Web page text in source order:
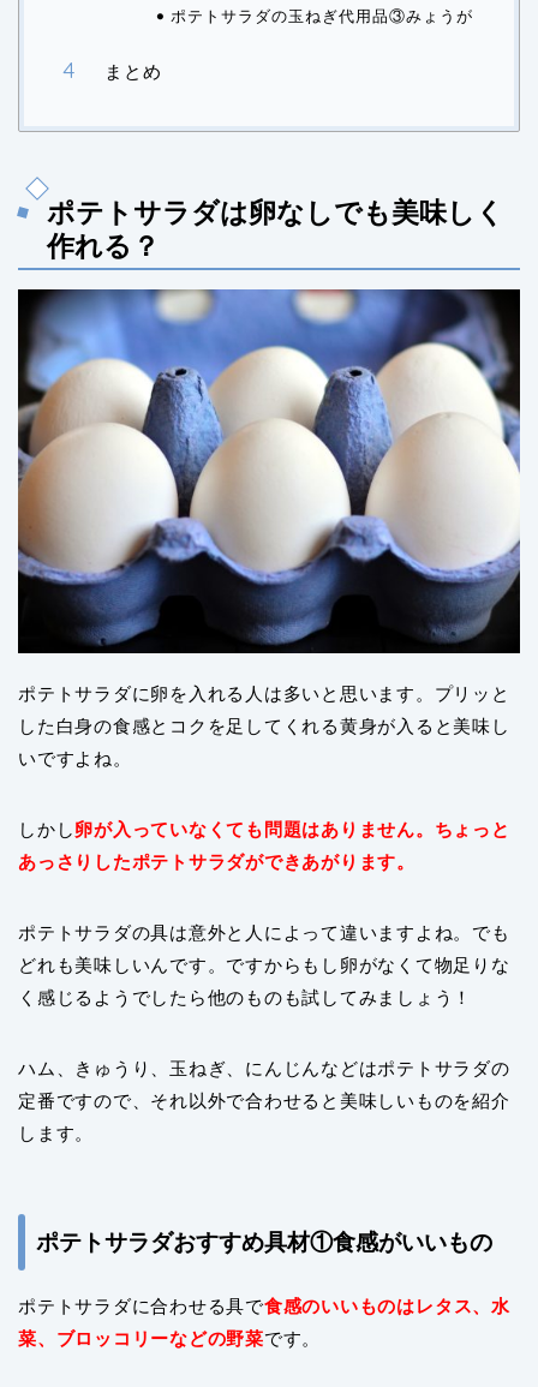
ポテトサラダの玉ねぎ代用品③みょうが
まとめ
ポテトサラダは卵なしでも美味しく
作れる？
ポテトサラダに卵を入れる人は多いと思います。プリッと
した白身の食感とコクを足してくれる黄身が入ると美味し
いですよね。
しかし卵が入っていなくても問題はありません。ちょっと
あっさりしたポテトサラダができあがります。
ポテトサラダの具は意外と人によって違いますよね。でも
どれも美味しいんです。ですからもし卵がなくて物足りな
く感じるようでしたら他のものも試してみましょう！
ハム、きゅうり、玉ねぎ、にんじんなどはポテトサラダの
定番ですので、それ以外で合わせると美味しいものを紹介
します。
ポテトサラダおすすめ具材①食感がいいもの
ポテトサラダに合わせる具で食感のいいものはレタス、水
菜、ブロッコリーなどの野菜です。